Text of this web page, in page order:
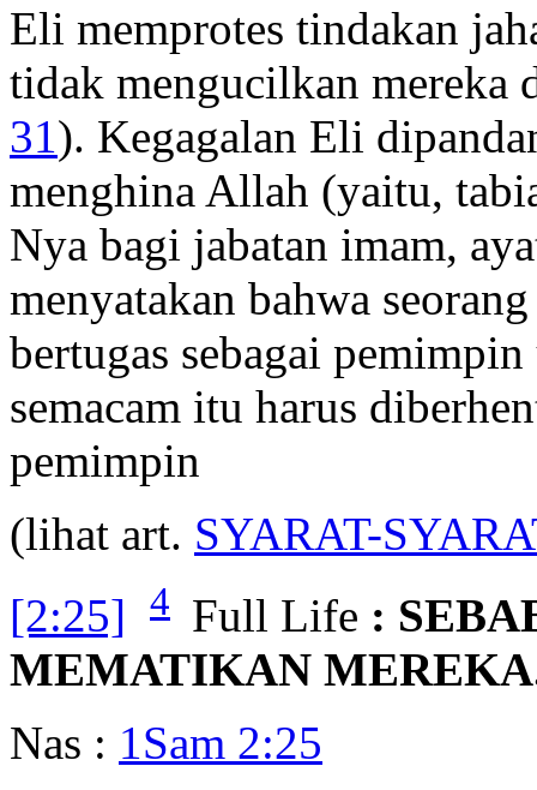
Eli memprotes tindakan
tidak mengucilkan mereka
31). Kegagalan Eli
menghina Allah (yaitu,
Nya bagi jabatan imam,
menyatakan bahwa
bertugas sebagai
semacam itu harus
pemimpin
(lihat art. SYARAT-
[2:25]
4 Full Life :
MEMATIKAN
Nas : 1Sam 2:25